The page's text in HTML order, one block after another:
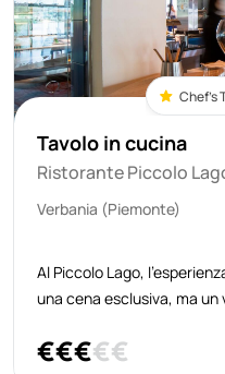
Chef's
Tavolo in cucina
Ristorante Piccolo
Verbania (Piemonte)
Al Piccolo Lago,
una cena esclusiva, ma un
Sacco a delinearne il
€€€€€